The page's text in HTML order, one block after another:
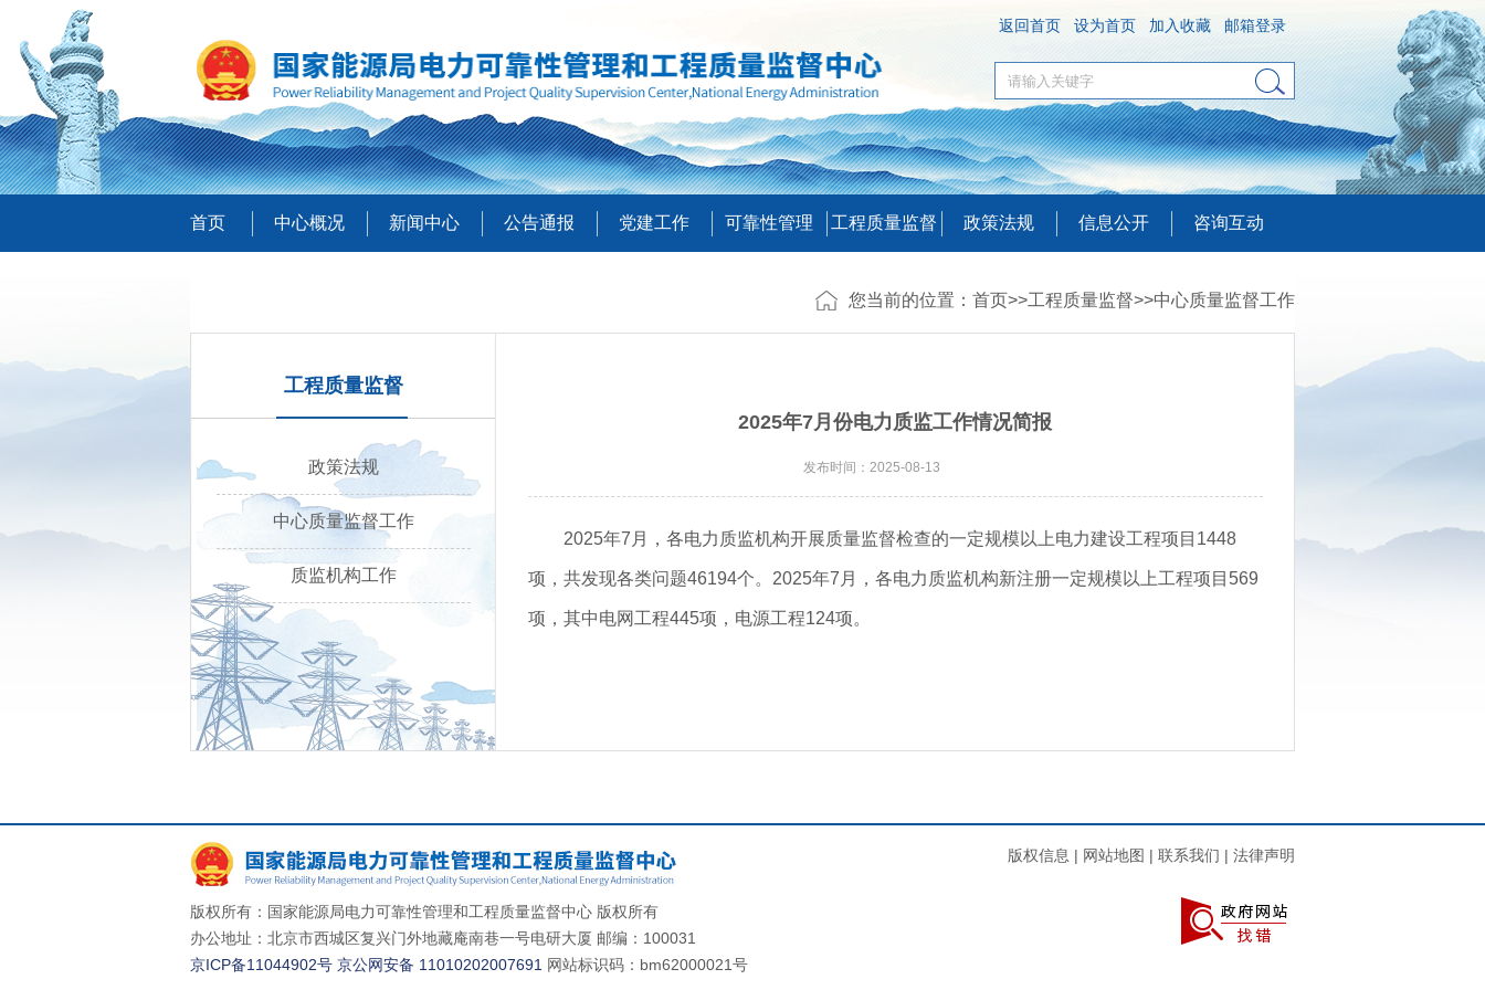
返回首页 设为首页 加入收藏 邮箱登录
首页 中心概况 新闻中心 公告通报 党建工作 可靠性管理 工程质量监督 政策法规 信息公开 咨询互动
您当前的位置： 首页>>工程质量监督>>中心质量监督工作
工程质量监督
政策法规
中心质量监督工作
质监机构工作
2025年7月份电力质监工作情况简报
发布时间：2025-08-13
2025年7月，各电力质监机构开展质量监督检查的一定规模以上电力建设工程项目1448
项，共发现各类问题46194个。2025年7月，各电力质监机构新注册一定规模以上工程项目569
项，其中电网工程445项，电源工程124项。
版权所有：国家能源局电力可靠性管理和工程质量监督中心 版权所有
办公地址：北京市西城区复兴门外地藏庵南巷一号电研大厦 邮编：100031
京ICP备11044902号 京公网安备 11010202007691 网站标识码：bm62000021号
版权信息 | 网站地图 | 联系我们 | 法律声明